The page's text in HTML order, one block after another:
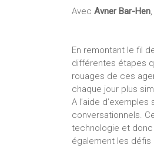
Avec Avner Bar-Hen
En remontant le fil
différentes étapes
rouages de ces
chaque jour plus
A l’aide
conversationnels.
technologie et
également les défis